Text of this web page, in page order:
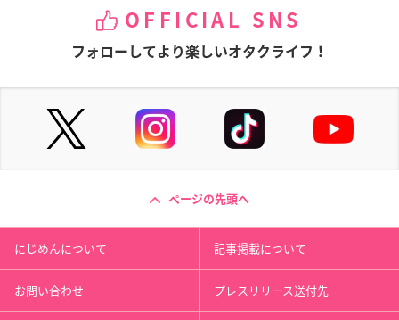
OFFICIAL SNS
フォローしてより楽しいオタクライフ！
ページの先頭へ
にじめんについて 記事掲載について
お問い合わせ プレスリリース送付先